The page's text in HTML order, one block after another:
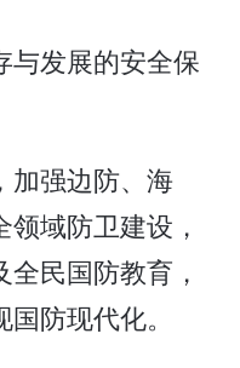
发展的安全保
加强边防、海
域防卫建设，
民国防教育，
防现代化。